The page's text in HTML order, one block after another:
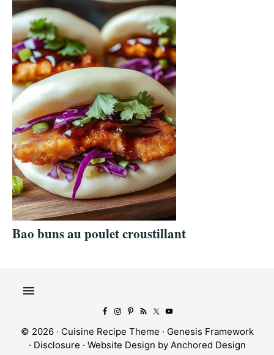
Bao buns au poulet croustillant
© 2026 · Cuisine Recipe Theme · Genesis Framework
· Disclosure · Website Design by Anchored Design